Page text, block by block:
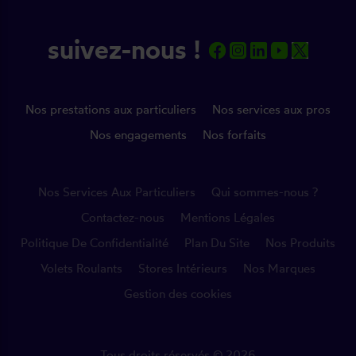
suivez-nous !
Nos prestations aux particuliers
Nos services aux pros
Nos engagements
Nos forfaits
Nos Services Aux Particuliers
Qui sommes-nous ?
Contactez-nous
Mentions Légales
Politique De Confidentialité
Plan Du Site
Nos Produits
Volets Roulants
Stores Intérieurs
Nos Marques
Gestion des cookies